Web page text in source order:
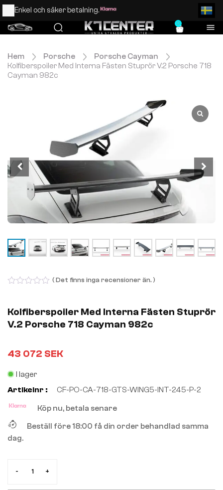
Enkel och säker betalning.
0
Hem Porsche
Porsche Cayman
Kolfiberspoiler Med Interna Fästen Stuprör V.2 Porsche 718
Cayman 982c
of
5
( Det finns inga recensioner än. )
Kolfiberspoiler Med Interna Fästen Stuprör
V.2 Porsche 718 Cayman 982c
43 072 SEK
I lager
Artikelnr :
CF-PO-CA-718-GTS-WING5-INT-245-P-2
Köp nu, betala senare
Beställ före 18:00 få din order behandlad samma
dag.
- +